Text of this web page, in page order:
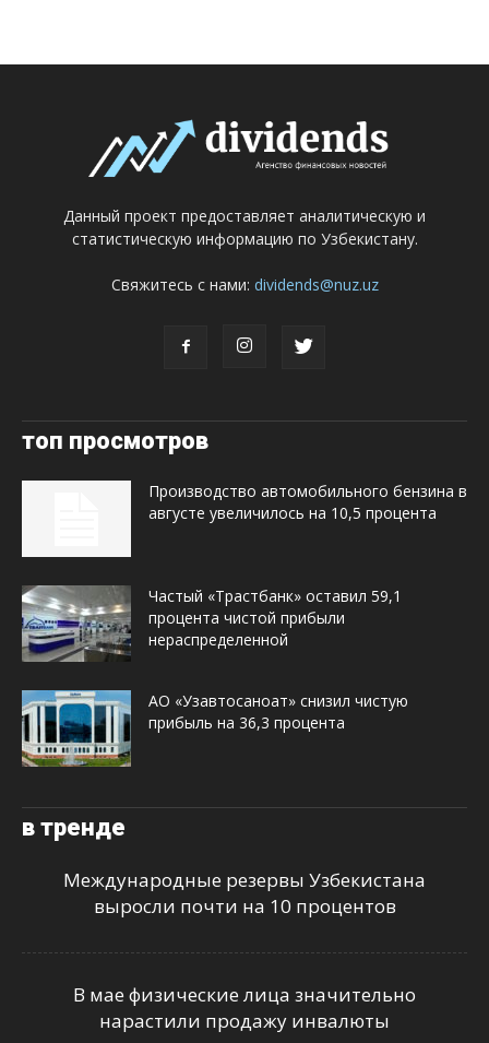
Данный проект предоставляет аналитическую и
статистическую информацию по Узбекистану.
Свяжитесь с нами: dividends@nuz.uz
топ просмотров
Производство автомобильного бензина в
августе увеличилось на 10,5 процента
Частый «Трастбанк» оставил 59,1
процента чистой прибыли
нераспределенной
АО «Узавтосаноат» снизил чистую
прибыль на 36,3 процента
в тренде
Международные резервы Узбекистана
выросли почти на 10 процентов
В мае физические лица значительно
нарастили продажу инвалюты